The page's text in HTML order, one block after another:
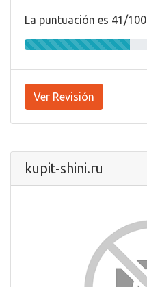
La puntuación es 41/100
Ver Revisión
kupit-shini.ru